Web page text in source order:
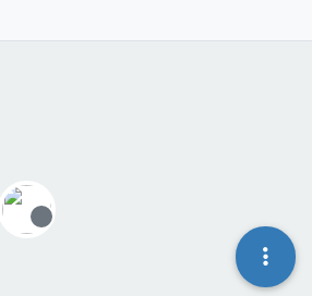
Offline